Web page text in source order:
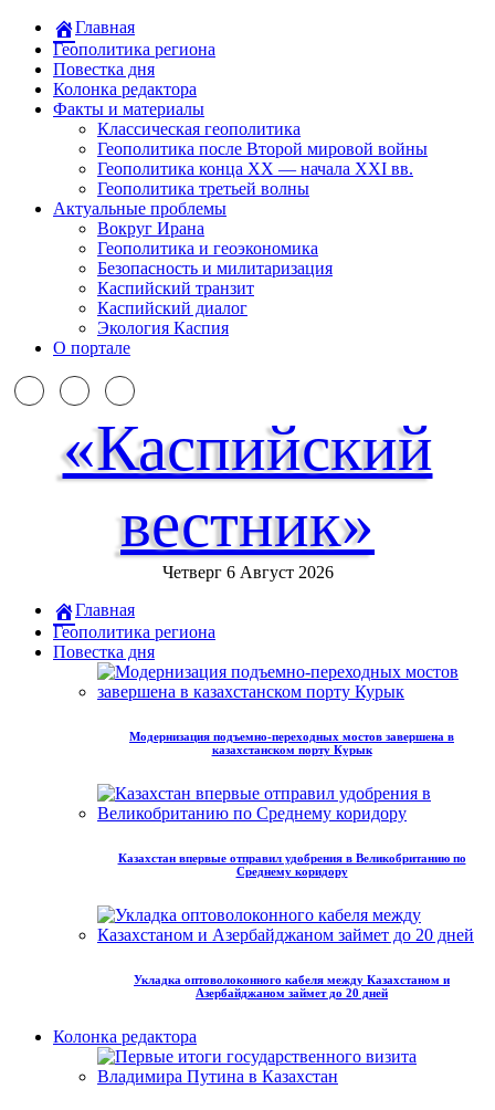
Главная
Геополитика региона
Повестка дня
Колонка редактора
Факты и материалы
Классическая геополитика
Геополитика после Второй мировой войны
Геополитика конца XX — начала XXI вв.
Геополитика третьей волны
Актуальные проблемы
Вокруг Ирана
Геополитика и геоэкономика
Безопасность и милитаризация
Каспийский транзит
Каспийский диалог
Экология Каспия
О портале
«Каспийский
вестник»
Четверг 6 Август 2026
Главная
Геополитика региона
Повестка дня
Модернизация подъемно-переходных мостов завершена в
казахстанском порту Курык
Казахстан впервые отправил удобрения в Великобританию по
Среднему коридору
Укладка оптоволоконного кабеля между Казахстаном и
Азербайджаном займет до 20 дней
Колонка редактора